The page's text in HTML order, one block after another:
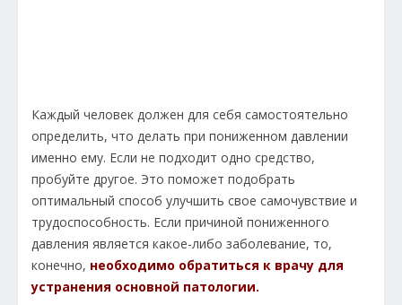
Каждый человек должен для себя самостоятельно
определить, что делать при пониженном давлении
именно ему. Если не подходит одно средство,
пробуйте другое. Это поможет подобрать
оптимальный способ улучшить свое самочувствие и
трудоспособность. Если причиной пониженного
давления является какое-либо заболевание, то,
конечно, необходимо обратиться к врачу для
устранения основной патологии.